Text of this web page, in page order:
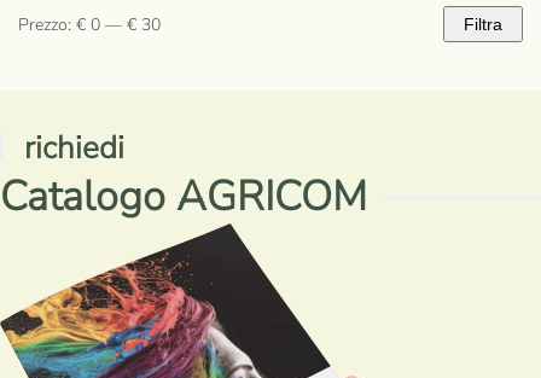
Prezzo
Prezzo
Filtra
Prezzo: € 0 — € 30
richiedi
Catalogo AGRICOM